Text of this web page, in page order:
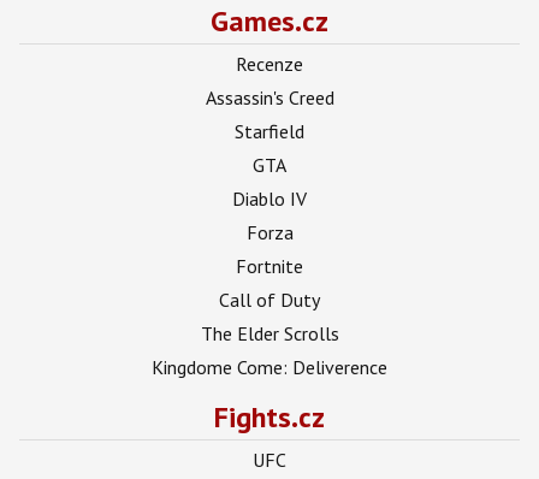
Games.cz
Recenze
Assassin's Creed
Starfield
GTA
Diablo IV
Forza
Fortnite
Call of Duty
The Elder Scrolls
Kingdome Come: Deliverence
Fights.cz
UFC